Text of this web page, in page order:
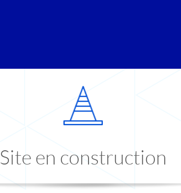
Site en construction